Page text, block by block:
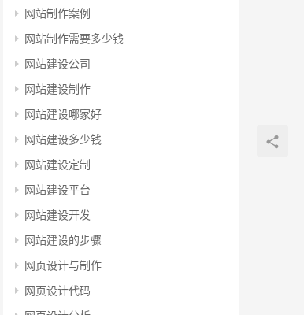
网站制作案例
网站制作需要多少钱
网站建设公司
网站建设制作
网站建设哪家好
网站建设多少钱
网站建设定制
网站建设平台
网站建设开发
网站建设的步骤
网页设计与制作
网页设计代码